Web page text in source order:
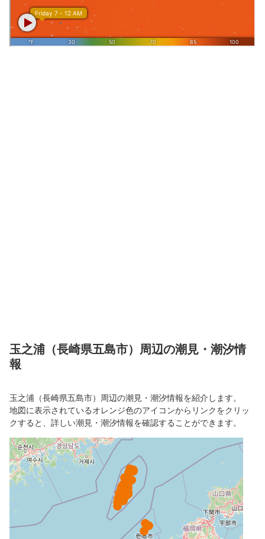
玉之浦（長崎県五島市）周辺の潮見・潮汐情
報
玉之浦（長崎県五島市）周辺の潮見・潮汐情報を紹介します。
地図に表示されているオレンジ色のアイコンからリンクをクリッ
クすると、詳しい潮見・潮汐情報を確認することができます。